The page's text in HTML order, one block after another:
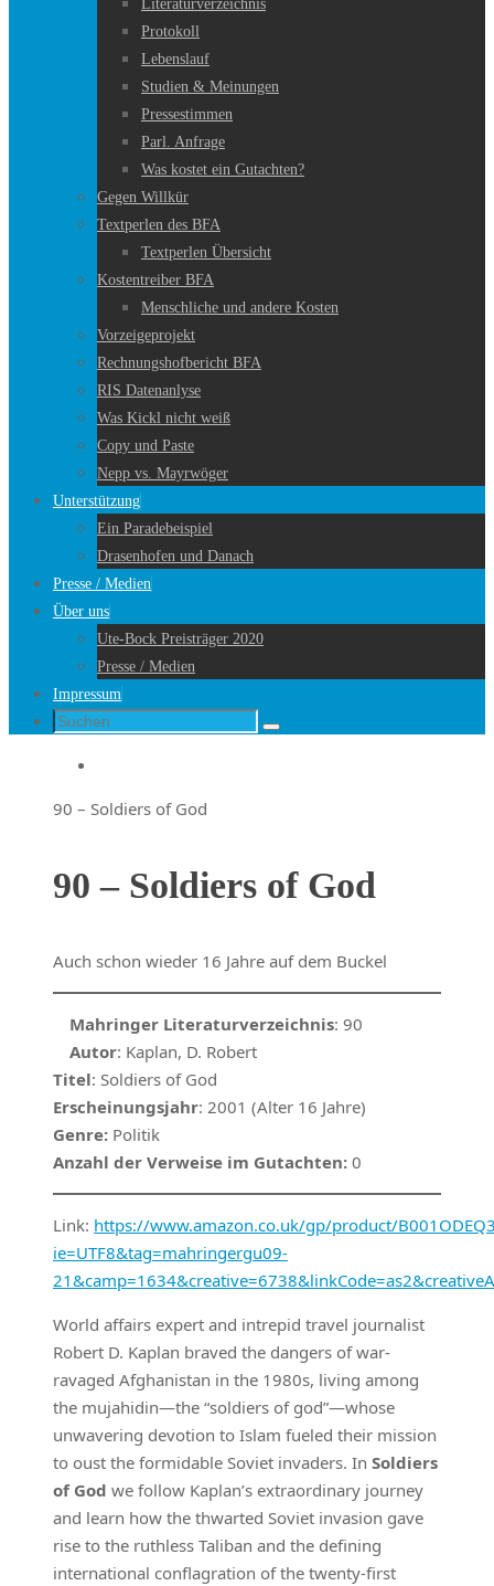
Literaturverzeichnis
Protokoll
Lebenslauf
Studien & Meinungen
Pressestimmen
Parl. Anfrage
Was kostet ein Gutachten?
Gegen Willkür
Textperlen des BFA
Textperlen Übersicht
Kostentreiber BFA
Menschliche und andere Kosten
Vorzeigeprojekt
Rechnungshofbericht BFA
RIS Datenanlyse
Was Kickl nicht weiß
Copy und Paste
Nepp vs. Mayrwöger
Unterstützung
Ein Paradebeispiel
Drasenhofen und Danach
Presse / Medien
Über uns
Ute-Bock Preisträger 2020
Presse / Medien
Impressum
Suche
Suchen
Startseite
90 – Soldiers of God
90 – Soldiers of God
Auch schon wieder 16 Jahre auf dem Buckel
Mahringer Literaturverzeichnis: 90
Autor: Kaplan, D. Robert
Titel: Soldiers of God
Erscheinungsjahr: 2001 (Alter 16 Jahre)
Genre: Politik
Anzahl der Verweise im Gutachten: 0
Link: https://www.amazon.co.uk/gp/product/
ie=UTF8&tag=mahringergu09-
World affairs expert and intrepid travel journalist
Robert D. Kaplan braved the dangers of war-
ravaged Afghanistan in the 1980s, living among
the mujahidin—the “soldiers of god”—whose
unwavering devotion to Islam fueled their mission
to oust the formidable Soviet invaders. In Soldiers
of God we follow Kaplan’s extraordinary journey
and learn how the thwarted Soviet invasion gave
rise to the ruthless Taliban and the defining
international conflagration of the twenty-first